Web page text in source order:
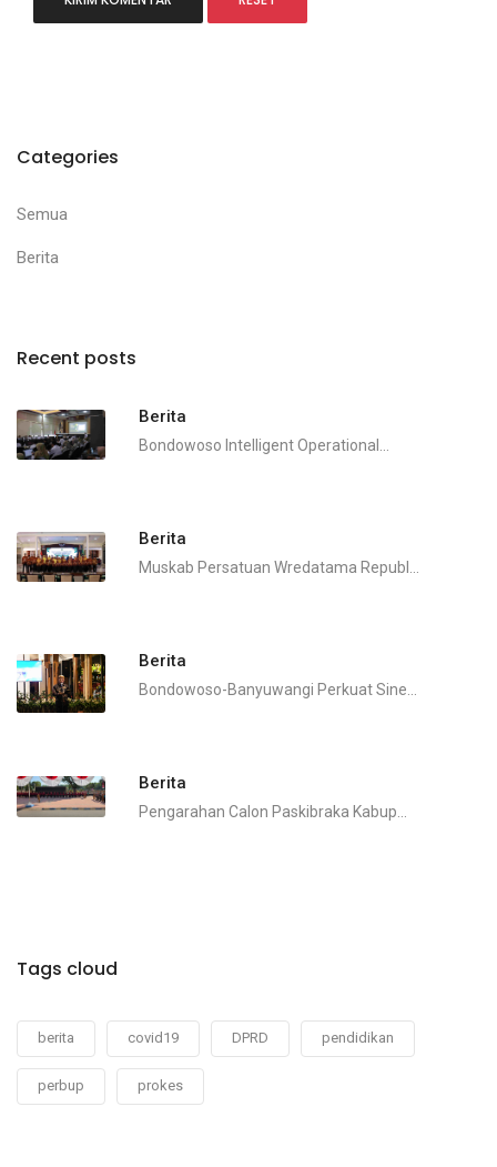
Categories
Semua
Berita
Recent posts
Berita
Bondowoso Intelligent Operational...
Berita
Muskab Persatuan Wredatama Republ...
Berita
Bondowoso-Banyuwangi Perkuat Sine...
Berita
Pengarahan Calon Paskibraka Kabup...
Tags cloud
berita covid19 DPRD pendidikan
perbup prokes